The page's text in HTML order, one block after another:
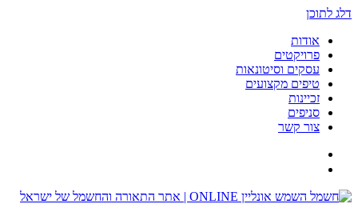
דלג לתוכן
אודות
פרויקטים
עסקים וסיטונאות
טיפים מקצועים
זכיינות
סניפים
צור קשר